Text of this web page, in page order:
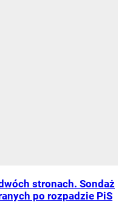
stronach. Sondaż
po rozpadzie PiS